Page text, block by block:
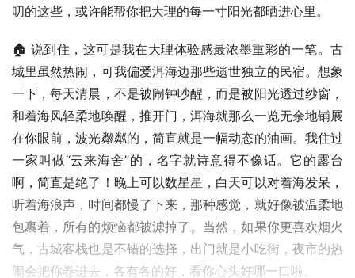
叨的这些，或许能帮你把大理的每一寸阳光都晒进心里。
🏠 说到住，这可是我在大理体验感最浓墨重彩的一笔。古
城里虽然热闹，可我偏爱洱海边那些遗世独立的民宿。想象
一下，每天清晨，不是被闹钟吵醒，而是被阳光透过纱窗，
和着海风轻柔地唤醒，推开门，洱海就那么一览无余地铺展
在你眼前，波光粼粼的，简直就是一幅动态的油画。我住过
一家叫做“云来海舍”的，名字就诗意得不像话。它的露台
啊，简直是绝了！晚上可以数星星，白天可以对着海发呆，
听着海浪声，时间都慢了下来，那种感觉，就好像被温柔地
包裹着，所有的烦恼都被滤掉了。当然，如果你更喜欢烟火
气，古城客栈也是不错的选择，出门就是小吃街，夜市的热
闹会把你卷进去，各有各的好，看你心头好哪一口啦。